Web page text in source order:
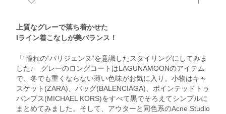
上質なグレーで落ち着かせた
Iライン着こなしが美バランス！
「“憧れの“パリジェンヌ“を意識したスタイリングにしてみま
した♪ グレーのロングコートはLAGUNAMOONのアイテム
で、冬でも重くならない薄い色味がお気に入り。小物はキャ
スケット(ZARA)、バッグ(BALENCIAGA)、ポインテッドトゥ
パンプス(MICHAEL KORS)をすべて黒でそろえてシンプルに
まとめてみました。そして、アウターと同色系のAcne Studio